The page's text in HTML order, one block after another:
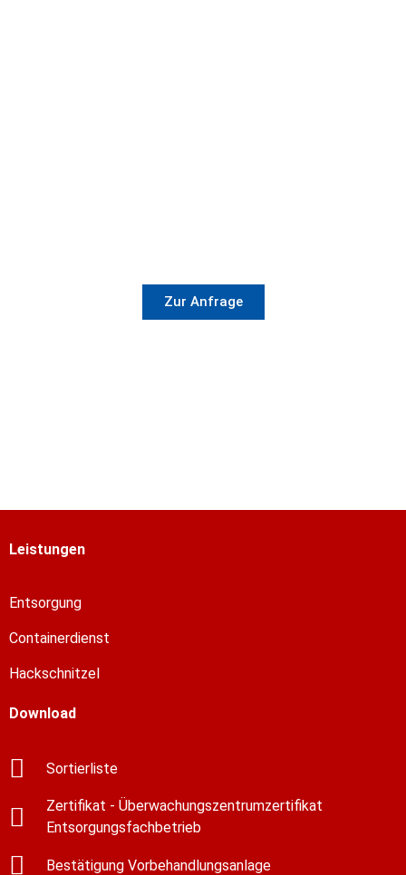
Zur Anfrage
Leistungen
Entsorgung
Containerdienst
Hackschnitzel
Download
Sortierliste
Zertifikat - Überwachungszentrumzertifikat
Entsorgungsfachbetrieb
Bestätigung Vorbehandlungsanlage